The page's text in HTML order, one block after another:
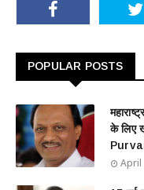
POPULAR POSTS
के लिए
April